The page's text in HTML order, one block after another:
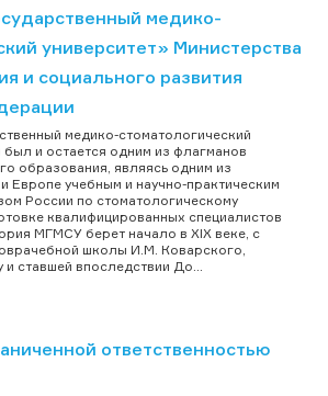
медико-
университет» Министерства
и социального развития
медико-стоматологический
и остается одним из флагманов
образования, являясь одним из
Европе учебным и научно-практическим
России по стоматологическому
квалифицированных специалистов
МГМСУ берет начало в XIX веке, с
школы И.М. Коварского,
ставшей впоследствии До...
ответственностью